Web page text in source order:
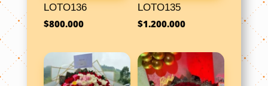
LOTO136
$800.000
LOTO135
$1.200.000